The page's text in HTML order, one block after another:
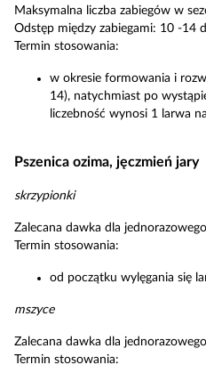
Maksymalna liczba zabiegów w
Odstęp między zabiegami: 10 -14
Termin stosowania:
w okresie formowania i
14), natychmiast po
liczebność wynosi 1 larwa
Pszenica ozima, jęczmień jary
skrzypionki
Zalecana dawka dla
Termin stosowania:
od początku wylęgania się
mszyce
Zalecana dawka dla
Termin stosowania: